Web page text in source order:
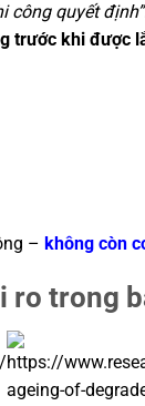
công quyết định”
trước khi được
– không còn
ro trong